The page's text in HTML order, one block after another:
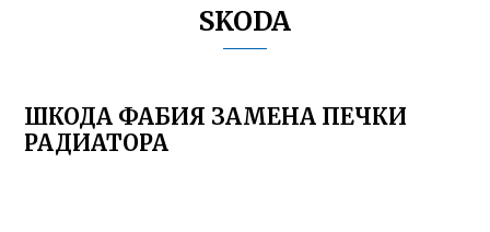
SKODA
ШКОДА ФАБИЯ ЗАМЕНА ПЕЧКИ
РАДИАТОРА